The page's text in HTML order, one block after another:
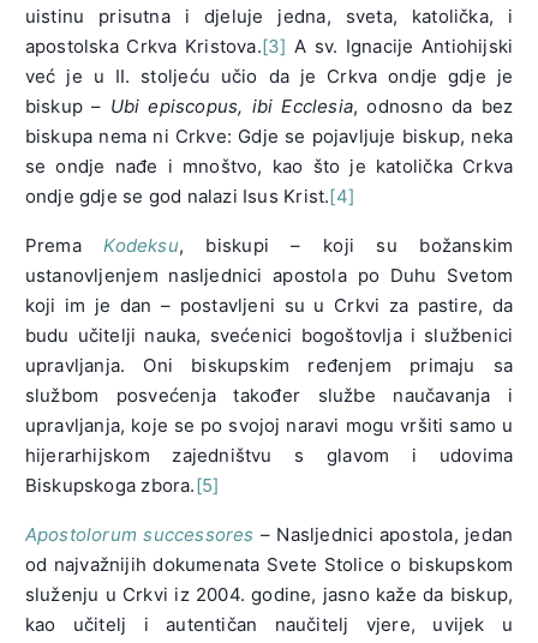
uistinu prisutna i djeluje jedna, sveta, katolička, i
apostolska Crkva Kristova.[3] A sv. Ignacije Antiohijski
već je u II. stoljeću učio da je Crkva ondje gdje je
biskup – Ubi episcopus, ibi Ecclesia, odnosno da bez
biskupa nema ni Crkve: Gdje se pojavljuje biskup, neka
se ondje nađe i mnoštvo, kao što je katolička Crkva
ondje gdje se god nalazi Isus Krist.[4]
PremaKodeksu, biskupi – koji su božanskim
ustanovljenjem nasljednici apostola po Duhu Svetom
koji im je dan – postavljeni su u Crkvi za pastire, da
budu učitelji nauka, svećenici bogoštovlja i službenici
upravljanja. Oni biskupskim ređenjem primaju sa
službom posvećenja također službe naučavanja i
upravljanja, koje se po svojoj naravi mogu vršiti samo u
hijerarhijskom zajedništvu s glavom i udovima
Biskupskoga zbora.[5]
Apostolorum successores – Nasljednici apostola, jedan
od najvažnijih dokumenata Svete Stolice o biskupskom
služenju u Crkvi iz 2004. godine, jasno kaže da biskup,
kao učitelj i autentičan naučitelj vjere, uvijek u